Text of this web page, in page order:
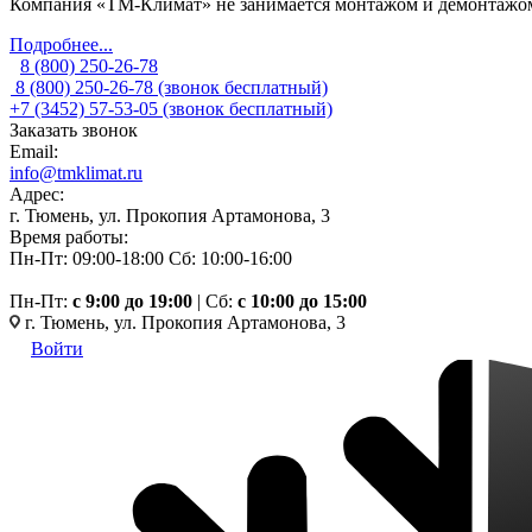
Компания «ТМ-Климат» не занимается монтажом и
Подробнее...
8 (800) 250-26-78
8 (800) 250-26-78 (звонок бесплатный)
+7 (3452) 57-53-05 (звонок бесплатный)
Заказать звонок
Email:
info@tmklimat.ru
Адрес:
г. Тюмень, ул. Прокопия Артамонова, 3
Время работы:
Пн-Пт: 09:00-18:00 Сб: 10:00-16:00
Пн-Пт: c 9:00 до 19:00 | Сб: с 10:00 до 15:00
г. Тюмень, ул. Прокопия Артамонова, 3
Войти